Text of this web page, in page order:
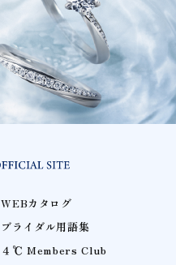
WEBカタログ
ブライダル用語集
４℃ Members Club